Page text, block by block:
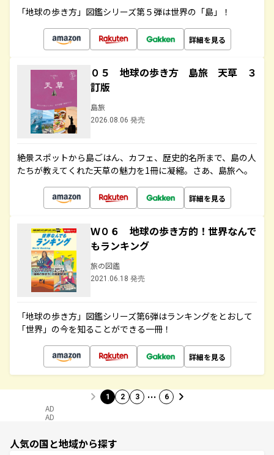
「地球の歩き方」図鑑シリーズ第５弾は世界の「島」！
詳細を見る
０５ 地球の歩き方 島旅 天草 ３
訂版
島旅
2026.08.06 発売
絶景スポットから島ごはん、カフェ、歴史的名所まで、島の人
たちが教えてくれた天草の魅力を1冊に凝縮。さあ、島旅へ。
詳細を見る
Ｗ０６ 地球の歩き方的！世界なんで
もランキング
旅の図鑑
2021.06.18 発売
「地球の歩き方」図鑑シリーズ第6弾はランキングをとおして
「世界」の今を知ることができる一冊！
詳細を見る
1 2 3 … 6
AD
AD
人気の国と地域から探す